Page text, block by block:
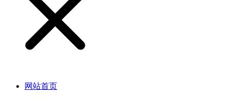
网站首页